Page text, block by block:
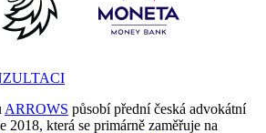
ARROWS působí přední česká advokátní
2018, která se primárně zaměřuje na